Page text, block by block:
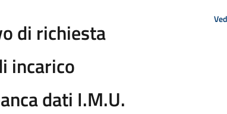
di richiesta
incarico
dati I.M.U.